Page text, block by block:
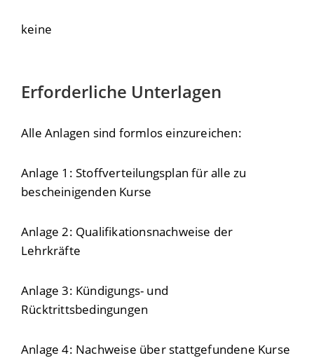
keine
Erforderliche Unterlagen
Alle Anlagen sind formlos einzureichen:
Anlage 1: Stoffverteilungsplan für alle zu
bescheinigenden Kurse
Anlage 2: Qualifikationsnachweise der
Lehrkräfte
Anlage 3: Kündigungs- und
Rücktrittsbedingungen
Anlage 4: Nachweise über stattgefundene Kurse